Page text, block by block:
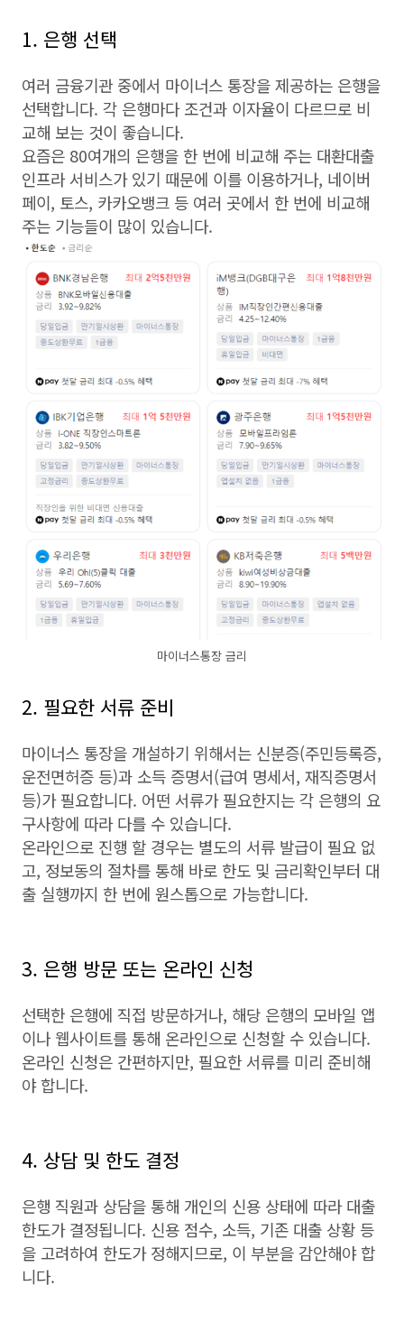
1. 은행 선택
여러 금융기관 중에서 마이너스 통장을 제공하는 은행을
선택합니다. 각 은행마다 조건과 이자율이 다르므로 비
교해 보는 것이 좋습니다.
요즘은 80여개의 은행을 한 번에 비교해 주는 대환대출
인프라 서비스가 있기 때문에 이를 이용하거나, 네이버
페이, 토스, 카카오뱅크 등 여러 곳에서 한 번에 비교해
주는 기능들이 많이 있습니다.
마이너스통장 금리
2. 필요한 서류 준비
마이너스 통장을 개설하기 위해서는 신분증(주민등록증,
운전면허증 등)과 소득 증명서(급여 명세서, 재직증명서
등)가 필요합니다. 어떤 서류가 필요한지는 각 은행의 요
구사항에 따라 다를 수 있습니다.
온라인으로 진행 할 경우는 별도의 서류 발급이 필요 없
고, 정보동의 절차를 통해 바로 한도 및 금리확인부터 대
출 실행까지 한 번에 원스톱으로 가능합니다.
3. 은행 방문 또는 온라인 신청
선택한 은행에 직접 방문하거나, 해당 은행의 모바일 앱
이나 웹사이트를 통해 온라인으로 신청할 수 있습니다.
온라인 신청은 간편하지만, 필요한 서류를 미리 준비해
야 합니다.
4. 상담 및 한도 결정
은행 직원과 상담을 통해 개인의 신용 상태에 따라 대출
한도가 결정됩니다. 신용 점수, 소득, 기존 대출 상황 등
을 고려하여 한도가 정해지므로, 이 부분을 감안해야 합
니다.